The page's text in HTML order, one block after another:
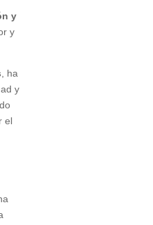
y
y
, ha
y
el